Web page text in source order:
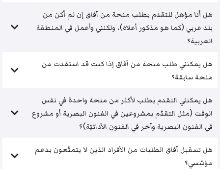
هل أنا مؤهل للتقدم بطلب منحة من آفاق إن لم أكن من
بلد عربي (كما هو مذكور أعلاه)، ولكنني وأعمل في المنطقة
العربية؟
هل يمكنني طلب منحة من آفاق إذا كنت قد استفدت من
منحة سابقة؟
هل يمكنني التقدم بطلب لأكثر من منحة واحدة في نفس
الوقت (مثل التقدّم بمشروعين في الفنون البصرية أو مشروع
في الفنون البصرية وآخر في الفنون الأدائيّة)؟
هل تسقبل آفاق الطلبات من الأفراد الذين لا يتمتّعون بدعم
مؤسّسي؟